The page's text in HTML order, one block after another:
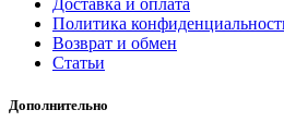
Политика
Возврат и обмен
Статьи
Дополнительно